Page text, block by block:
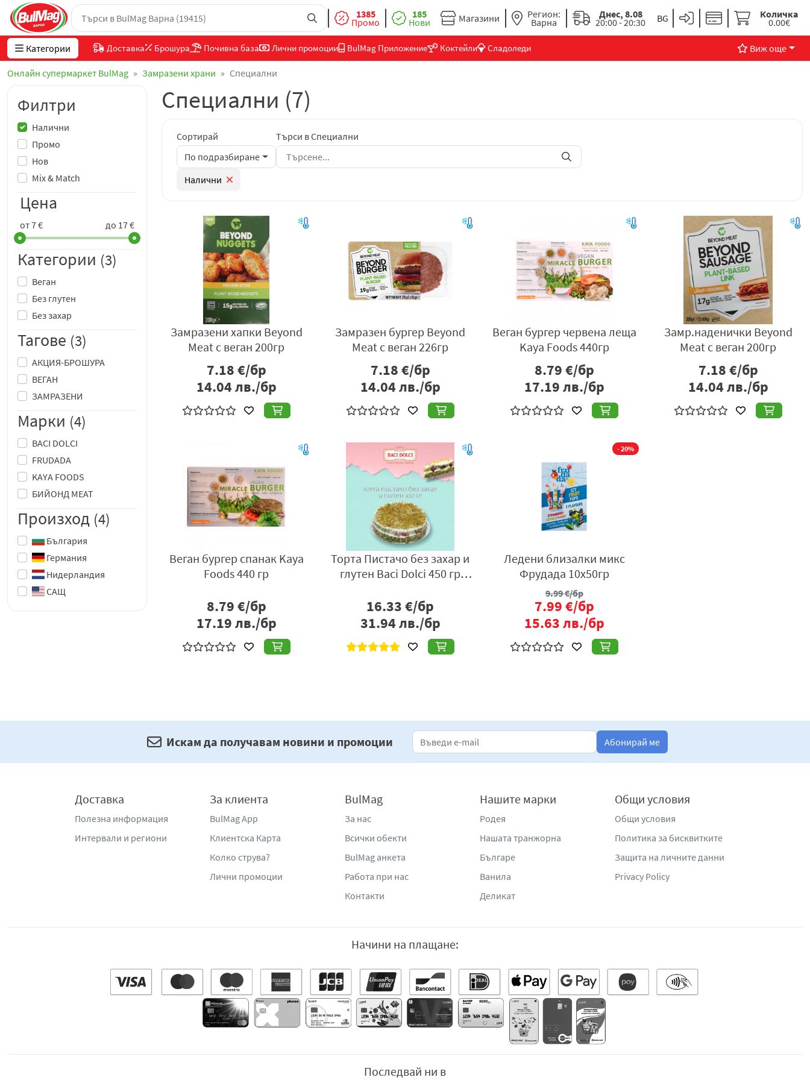
1385
Промо
185
Нови Магазини Регион:
Варна
Днес, 8.08
20:00 - 20:30
Количка
0.00€
Категории Доставка Брошура Почивна база Лични промоции BulMag Приложение Коктейли Сладоледи Виж още
Онлайн супермаркет BulMag Замразени храни Специални
Филтри
Промо
Нов
Mix & Match
Налични
Цена
от 7 € до 17 €
Категории (3)
Веган
Без глутен
Без захар
Тагове (3)
АКЦИЯ-БРОШУРА
ВЕГАН
ЗАМРАЗЕНИ
Марки (4)
BACI DOLCI
FRUDADA
KAYA FOODS
БИЙОНД МЕАТ
Произход (4)
България
Германия
Нидерландия
САЩ
Специални (7)
Сортирай
По подразбиране
Търси в Специални
Налични
Замразени хапки Beyond
Meat с веган 200гр
7.18€/бр
14.04лв./бр
Замразен бургер Beyond
Meat с веган 226гр
7.18€/бр
14.04лв./бр
Веган бургер червена леща
Kaya Foods 440гр
8.79€/бр
17.19лв./бр
Замр.наденички Beyond
Meat с веган 200гр
7.18€/бр
14.04лв./бр
Веган бургер спанак Kaya
Foods 440 гр
8.79€/бр
17.19лв./бр
Торта Пистачо без захар и
глутен Baci Dolci 450 гр
16.33€/бр
31.94лв./бр
- 20%
Ледени близалки микс
Фрудада 10х50гр
9.99€/бр
7.99€/бр
15.63лв./бр
Искам да получавам новини и промоции Абонирай ме
Доставка
Полезна информация
Интервали и региони
За клиента
BulMag App
Клиентска Карта
Колко струва?
Лични промоции
BulMag
За нас
Всички обекти
BulMag анкета
Работа при нас
Контакти
Нашите марки
Родея
Нашата транжорна
Българе
Ванила
Деликат
Общи условия
Общи условия
Политика за бисквитките
Защита на личните данни
Privacy Policy
Начини на плащане:
Последвай ни в